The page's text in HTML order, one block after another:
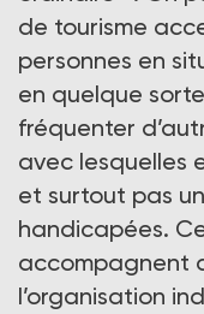
de tourisme
personnes en
en quelque
fréquenter
avec lesquelles
et surtout pas
handicapées.
accompagnent
l’organisation